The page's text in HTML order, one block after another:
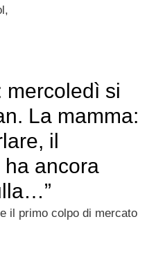
mercoledì si
La mamma:
il
ancora
il primo colpo di mercato